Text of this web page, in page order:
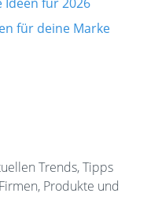
für deine Marke
Trends, Tipps
Produkte und